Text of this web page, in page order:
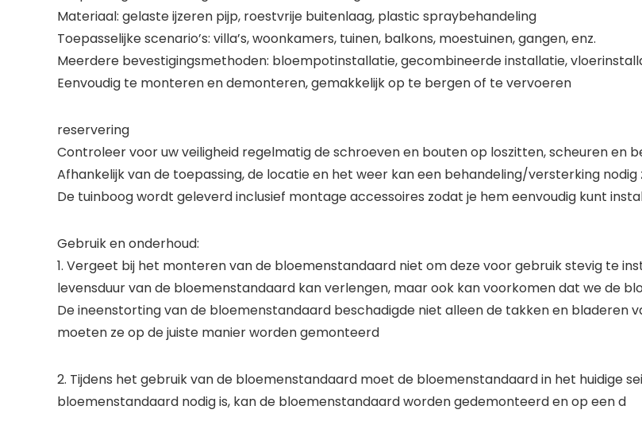
Materiaal: gelaste ijzeren pijp, roestvrije buitenlaag, plastic spraybehandeling
Toepasselijke scenario’s: villa’s, woonkamers, tuinen, balkons, moestuinen, gangen, enz.
Meerdere bevestigingsmethoden: bloempotinstallatie, gecombineerde installatie,
Eenvoudig te monteren en demonteren, gemakkelijk op te bergen of te vervoeren
reservering
Controleer voor uw veiligheid regelmatig de schroeven en bouten op loszitten, scheuren en
Afhankelijk van de toepassing, de locatie en het weer kan een behandeling/versterking
De tuinboog wordt geleverd inclusief montage accessoires zodat je hem eenvoudig kunt
Gebruik en onderhoud:
1. Vergeet bij het monteren van de bloemenstandaard niet om deze voor gebruik stevig te
levensduur van de bloemenstandaard kan verlengen, maar ook kan voorkomen dat we de
De ineenstorting van de bloemenstandaard beschadigde niet alleen de takken en bladeren
moeten ze op de juiste manier worden gemonteerd
2. Tijdens het gebruik van de bloemenstandaard moet de bloemenstandaard in het huidige
bloemenstandaard nodig is, kan de bloemenstandaard worden gedemonteerd en op een d